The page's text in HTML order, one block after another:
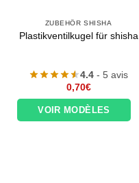
ZUBEHÖR SHISHA
Plastikventilkugel für shisha
4.4 - 5 avis
0,70€
VOIR MODÈLES